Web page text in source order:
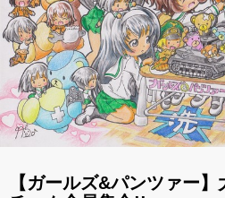
【ガールズ&パンツァー】